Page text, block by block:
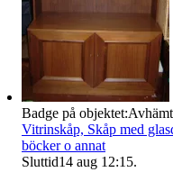
Badge på objektet:
Vitrinskåp, Skåp med
böcker o annat
Sluttid14 aug 12:15.